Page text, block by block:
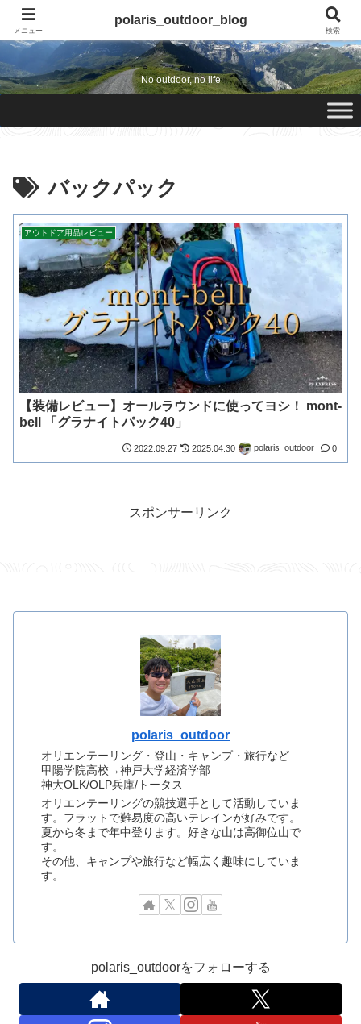
polaris_outdoor_blog
No outdoor, no life
バックパック
アウトドア用品レビュー
【装備レビュー】オールラウンドに使ってヨシ！ mont-
bell 「グラナイトパック40」
2022.09.27 2025.04.30 polaris_outdoor 0
スポンサーリンク
polaris_outdoor
オリエンテーリング・登山・キャンプ・旅行など
甲陽学院高校→神戸大学経済学部
神大OLK/OLP兵庫/トータス
オリエンテーリングの競技選手として活動していま
す。フラットで難易度の高いテレインが好みです。
夏から冬まで年中登ります。好きな山は高御位山で
す。
その他、キャンプや旅行など幅広く趣味にしていま
す。
polaris_outdoorをフォローする
メニュー
polaris_outdoor_blog
検索